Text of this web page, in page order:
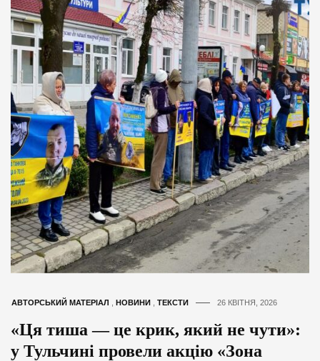
АВТОРСЬКИЙ МАТЕРІАЛ НОВИНИ ТЕКСТИ 26 КВІТНЯ, 2026
«Ця тиша — це крик, який не чути»:
у Тульчині провели акцію «Зона